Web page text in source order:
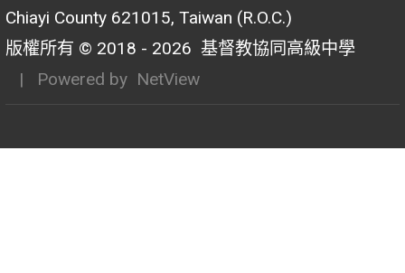
Chiayi County 621015, Taiwan (R.O.C.)
版權所有 © 2018 - 2026 基督教協同高級中學
| Powered by NetView